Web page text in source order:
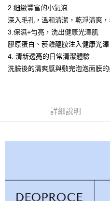
AFTEE先享後付是「在收到商品之後
便利好安心！
１．簡單：不需註冊會員、不需綁卡
２．便利：只要手機號碼，簡訊認證，
【「AFTEE先享後付」結帳流程】
１．於結帳方式選擇「AFTEE先享後
結帳頁面，進行簡訊認證並確認金額
※ 請注意：結帳手續完成當下不需立
１．透過由恩沛科技股份有限公司提
易，需依本服務之必要範圍內提供個
權轉讓予恩沛科技股份有限公司。
運送方式
全家 取貨付款
每筆NT$70，滿NT$1,000(含以上)
付款後 全家取貨
每筆NT$70，滿NT$1,000(含以上
付款後 萊爾富取貨
付款後 7-11取貨
每筆NT$70，滿NT$1,000(含以
2.細緻豐富的小氣泡
深入毛孔，溫和清潔，乾淨清爽
3.保濕+勻亮，洗出健康光澤肌
膠原蛋白、菸鹼醯胺注入健康光
4. 清新透亮的日常清潔體驗
洗臉後的清爽感與敷完泡泡面膜
詳細說明